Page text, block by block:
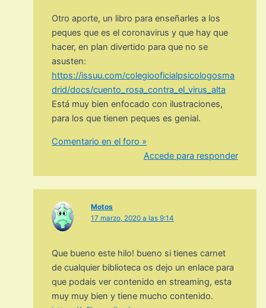
Otro aporte, un libro para enseñarles a los
peques que es el coronavirus y que hay que
hacer, en plan divertido para que no se
asusten:
https://issuu.com/colegiooficialpsicologosma
drid/docs/cuento_rosa_contra_el_virus_alta
Está muy bien enfocado con ilustraciones,
para los que tienen peques es genial.
Comentario en el foro »
Accede para responder
Motos
17 marzo, 2020 a las 9:14
Que bueno este hilo! bueno si tienes carnet
de cualquier biblioteca os dejo un enlace para
que podais ver contenido en streaming, esta
muy muy bien y tiene mucho contenido.